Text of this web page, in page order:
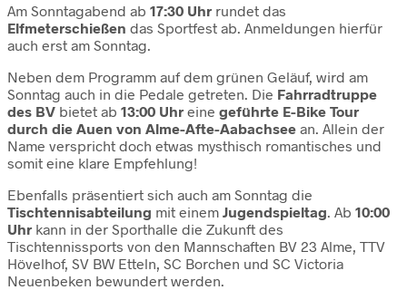
Am Sonntagabend ab 17:30 Uhr rundet das
Elfmeterschießen das Sportfest ab. Anmeldungen hierfür
auch erst am Sonntag.
Neben dem Programm auf dem grünen Geläuf, wird am
Sonntag auch in die Pedale getreten. Die Fahrradtruppe
des BV bietet ab 13:00 Uhr eine geführte E-Bike Tour
durch die Auen von Alme-Afte-Aabachsee an. Allein der
Name verspricht doch etwas mysthisch romantisches und
somit eine klare Empfehlung!
Ebenfalls präsentiert sich auch am Sonntag die
Tischtennisabteilung mit einem Jugendspieltag. Ab 10:00
Uhr kann in der Sporthalle die Zukunft des
Tischtennissports von den Mannschaften BV 23 Alme, TTV
Hövelhof, SV BW Etteln, SC Borchen und SC Victoria
Neuenbeken bewundert werden.